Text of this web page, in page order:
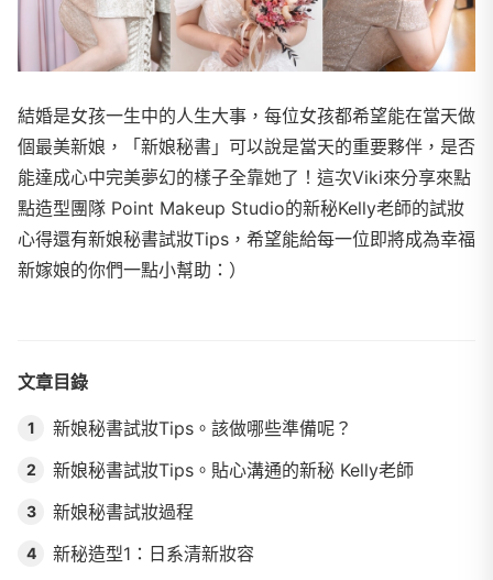
結婚是女孩一生中的人生大事，每位女孩都希望能在當天做
個最美新娘，「新娘秘書」可以說是當天的重要夥伴，是否
能達成心中完美夢幻的樣子全靠她了！這次Viki來分享來點
點造型團隊 Point Makeup Studio的新秘Kelly老師的試妝
心得還有新娘秘書試妝Tips，希望能給每一位即將成為幸福
新嫁娘的你們一點小幫助：）
文章目錄
1 新娘秘書試妝Tips。該做哪些準備呢？
2 新娘秘書試妝Tips。貼心溝通的新秘 Kelly老師
3 新娘秘書試妝過程
4 新秘造型1：日系清新妝容